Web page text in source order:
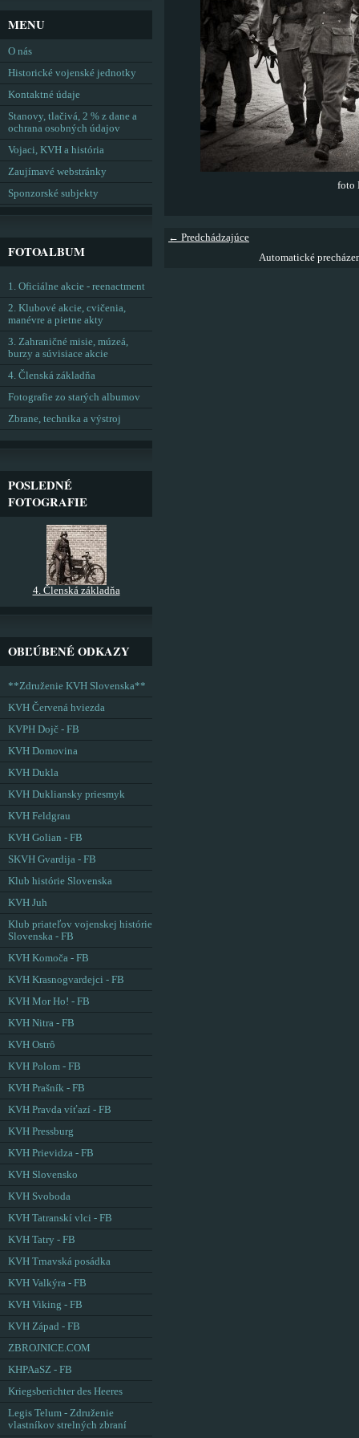
foto
← Predchádzajúce
Automatické
MENU
O nás
Historické vojenské jednotky
Kontaktné údaje
Stanovy, tlačivá, 2 % z dane a
ochrana osobných údajov
Vojaci, KVH a história
Zaujímavé webstránky
Sponzorské subjekty
FOTOALBUM
1. Oficiálne akcie - reenactment
2. Klubové akcie, cvičenia,
manévre a pietne akty
3. Zahraničné misie, múzeá,
burzy a súvisiace akcie
4. Členská základňa
Fotografie zo starých albumov
Zbrane, technika a výstroj
POSLEDNÉ
FOTOGRAFIE
4. Členská základňa
OBĽÚBENÉ ODKAZY
**Združenie KVH Slovenska**
KVH Červená hviezda
KVPH Dojč - FB
KVH Domovina
KVH Dukla
KVH Dukliansky priesmyk
KVH Feldgrau
KVH Golian - FB
SKVH Gvardija - FB
Klub histórie Slovenska
KVH Juh
Klub priateľov vojenskej histórie
Slovenska - FB
KVH Komoča - FB
KVH Krasnogvardejci - FB
KVH Mor Ho! - FB
KVH Nitra - FB
KVH Ostrô
KVH Polom - FB
KVH Prašník - FB
KVH Pravda víťazí - FB
KVH Pressburg
KVH Prievidza - FB
KVH Slovensko
KVH Svoboda
KVH Tatranskí vlci - FB
KVH Tatry - FB
KVH Trnavská posádka
KVH Valkýra - FB
KVH Viking - FB
KVH Západ - FB
ZBROJNICE.COM
KHPAaSZ - FB
Kriegsberichter des Heeres
Legis Telum - Združenie
vlastníkov strelných zbraní